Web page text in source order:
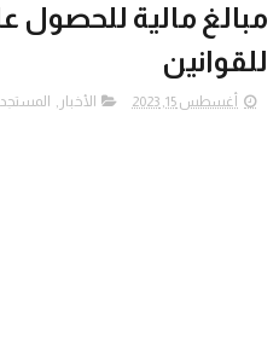
مبالغ مالية للحصول
للقوانين
أغسطس 15, 2023 الأخبار ,